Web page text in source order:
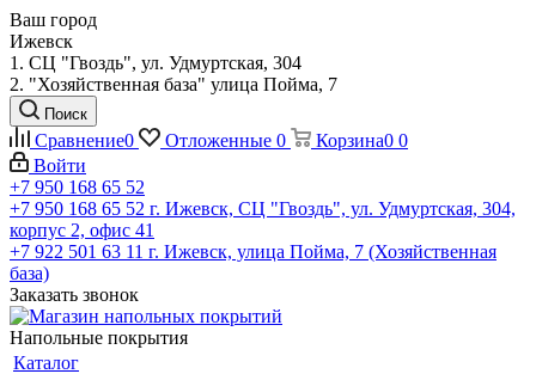
Ваш город
Ижевск
1. СЦ "Гвоздь", ул. Удмуртская, 304
2. "Хозяйственная база" улица Пойма, 7
Поиск
Сравнение0 Отложенные 0 Корзина0 0
Войти
+7 950 168 65 52
+7 950 168 65 52 г. Ижевск, СЦ "Гвоздь", ул. Удмуртская, 304,
корпус 2, офис 41
+7 922 501 63 11 г. Ижевск, улица Пойма, 7 (Хозяйственная
база)
Заказать звонок
Напольные покрытия
Каталог